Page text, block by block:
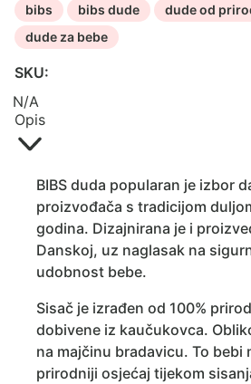
količina
bibs bibs dude
dude od
dude za bebe
SKU:
N/A
Opis
BIBS duda popularan je izbor
proizvođača s tradicijom
godina. Dizajnirana je i
Danskoj, uz naglasak na
udobnost bebe.
Sisač je izrađen od 100%
dobivene iz kaučukovca.
na majčinu bradavicu. To bebi
prirodniji osjećaj tijekom